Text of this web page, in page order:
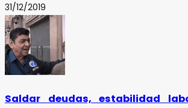
31/12/2019
Saldar deudas, estabilidad